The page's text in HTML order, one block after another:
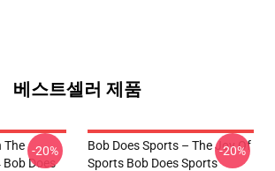
베스트셀러 제품
The
Bob Does
-20%
Bob Does Sports – The Joy Of
Sports Bob Does Sports
-20%